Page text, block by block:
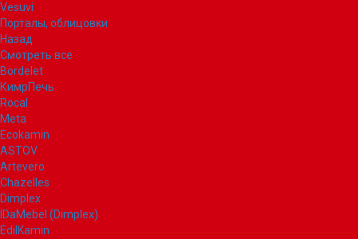
Vesuvi
Порталы, облицовки
Назад
Смотреть все
Bordelet
КимрПечь
Rocal
Meta
Ecokamin
ASTOV
Artevero
Chazelles
Dimplex
IDaMebel (Dimplex)
EdilKamin